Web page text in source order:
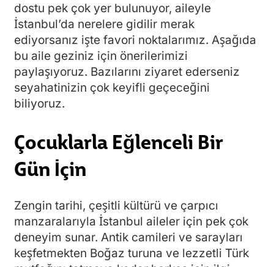
dostu pek çok yer bulunuyor, aileyle
İstanbul’da nerelere gidilir merak
ediyorsanız işte favori noktalarımız. Aşağıda
bu aile geziniz için önerilerimizi
paylaşıyoruz. Bazılarını ziyaret ederseniz
seyahatinizin çok keyifli geçeceğini
biliyoruz.
Çocuklarla Eğlenceli Bir
Gün İçin
Zengin tarihi, çeşitli kültürü ve çarpıcı
manzaralarıyla İstanbul aileler için pek çok
deneyim sunar. Antik camileri ve sarayları
keşfetmekten Boğaz turuna ve lezzetli Türk